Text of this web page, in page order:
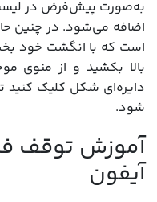
اضافه می‌شود. در چنین
است که با انگشت خود
دایره‌ای شکل کلیک کنید
شود.
آموزش توقف
آیفون